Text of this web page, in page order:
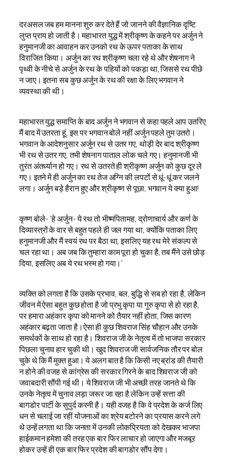
दरअसल जब हम मानना शुरु कर देते हैं जो जानने की वैज्ञानिक दृष्टि
लुप्त प्राय हो जाती है। महाभारत युद्ध में श्रीकृष्ण के कहने पर अर्जुन ने
हनुमानजी का आवाहन कर उनको रथ के ऊपर पताका के साथ
विराजित किया। अर्जुन का रथ श्रीकृष्ण चला रहे थे और शेषनाग ने
पृथ्वी के नीचे से अर्जुन के रथ के पहियों को पकड़ा था, जिससे रथ पीछे
न जाए। इतना सब कुछ अर्जुन के रथ की रक्षा के लिए भगवान ने
व्यवस्था की थी।
महाभारत युद्ध समाप्ति के बाद अर्जुन ने भगवान से कहा पहले आप उतरिए
मैं बाद में उतरता हूं, इस पर भगवान बोले नहीं अर्जुन पहले तुम उतरो।
भगवान के आदेशनुसार अर्जुन रथ से उतर गए, थोड़ी देर बाद श्रीकृष्ण
भी रथ से उतर गए, तभी शेषनाग पाताल लोक चले गए। हनुमानजी भी
तुरंत अंतर्ध्यान हो गए। रथ से उतरते ही श्रीकृष्ण अर्जुन को कुछ दूर ले
गए। इतने में ही अर्जुन का रथ तेज अग्नि की लपटों से धूं-धूं कर जलने
लगा। अर्जुन बड़े हैरान हुए और श्रीकृष्ण से पूछा, भगवान ये क्या हुआ!
कृष्ण बोले- ‘हे अर्जुन- ये रथ तो भीष्मपितामह, द्रोणाचार्य और कर्ण के
दिव्यास्त्रों के वार से बहुत पहले ही जल गया था, क्योंकि पताका लिए
हनुमानजी और मैं स्वयं रथ पर बैठा था, इसलिए यह रथ मेरे संकल्प से
चल रहा था। अब जब कि तुम्हारा काम पूरा हो चुका है, तब मैंने उसे छोड़
दिया, इसलिए अब ये रथ भस्म हो गया।’
व्यक्ति को लगता है कि उसके प्रभाव, बल, बुद्धि से सब हो रहा है, लेकिन
जीवन में ऐसा बहुत कुछ होता है जो प्रभु कृपा या गुरु कृपा से हो रहा है,
पर हमारा अहंकार कृपा को मानने को तैयार नहीं होता, जिस कारण
अहंकार बढ़ता जाता है।ऐसा ही कुछ शिवराज सिंह चौहान और उनके
समर्थकों के साथ हो रहा है। शिवराज जी के नेतृत्व में तो भाजपा सरकार
पिछला चुनाव हार चुकी थी। खुद शिवराज जी सार्वजनिक तौर पर बोल
चुके थे कि मैं मुक्त हुआ। ये अलग बात है कि किसी नए ब्रांड की तैयारी
न होने की वजह से कांग्रेस की सरकार गिरने के बाद शिवराज जी को
जवाबदारी सौंपी गई थी। ये शिवराज जी भी अच्छी तरह जानते थे कि
उनके नेतृत्व में चुनाव लड़ा जरूर जा रहा है लेकिन उन्हें सत्ता की
बागडोर पार्टी के सुपुर्द करनी है। यही वजह है कि वे प्रदेश के कर्ज लिए
धन से चलाई जा रहीं योजनाओं का श्रेय बटोरने का प्रयास करने लगे
थे उन्हें लगता था कि जनता में उनकी लोकप्रियता को देखकर भाजपा
हाईकमान हमेशा की तरह एक बार फिर लाचार हो जाएगा और मजबूर
होकर उन्हें ही एक बार फिर प्रदेश की बागडोर सौंप देगा।